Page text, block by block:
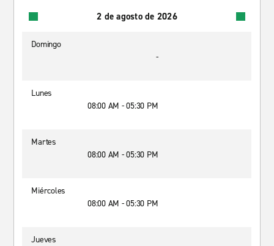
2 de agosto de 2026
Domingo
-
Lunes
08:00 AM - 05:30 PM
Martes
08:00 AM - 05:30 PM
Miércoles
08:00 AM - 05:30 PM
Jueves